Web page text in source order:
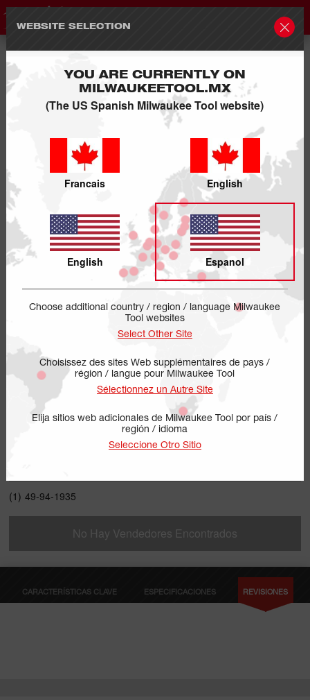
WEBSITE SELECTION
YOU ARE CURRENTLY ON
MILWAUKEETOOL.MX
(The US Spanish Milwaukee Tool website)
Francais English
English Espanol
Choose additional country / region / language Milwaukee
Tool websites
Select Other Site
Choisissez des sites Web supplémentaires de pays /
région / langue pour Milwaukee Tool
Sélectionnez un Autre Site
Elija sitios web adicionales de Milwaukee Tool por país /
región / idioma
Seleccione Otro Sitio
(1) 49-94-1935
No Hay Vendedores Encontrados
CARACTERÍSTICAS CLAVE ESPECIFICACIONES REVISIONES